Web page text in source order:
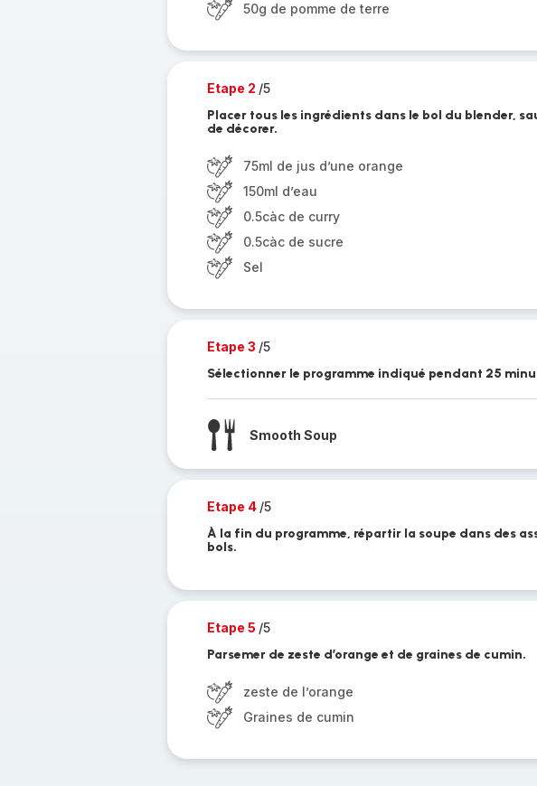
50g de pomme de​ terre
Etape 2 /5
Placer tous les ingrédients dans le bol du blender,
de décorer.
75ml de jus d’une orange
150ml d’eau
0.5càc de curry
0.5càc de sucre
Sel
Etape 3 /5
Sélectionner le programme indiqué pendant 25
Smooth Soup
Etape 4 /5
À la fin du programme, répartir la soupe dans des
bols.
Etape 5 /5
Parsemer de zeste d’orange et de graines de cumin.
zeste de l’orange
Graines de cumin